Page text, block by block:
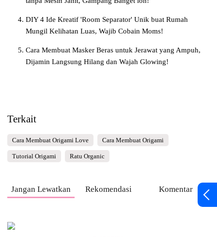
DIY 4 Ide Kreatif 'Room Separator' Unik buat Rumah
Mungil Kelihatan Luas, Wajib Cobain Moms!
Cara Membuat Masker Beras untuk Jerawat yang Ampuh,
Dijamin Langsung Hilang dan Wajah Glowing!
Terkait
Cara Membuat Origami Love Cara Membuat Origami
Tutorial Origami Ratu Organic
Jangan Lewatkan Rekomendasi Komentar